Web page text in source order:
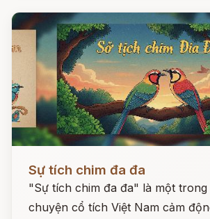
Sự tích chim đa đa
"Sự tích chim đa đa" là một
chuyện cổ tích Việt Nam cảm